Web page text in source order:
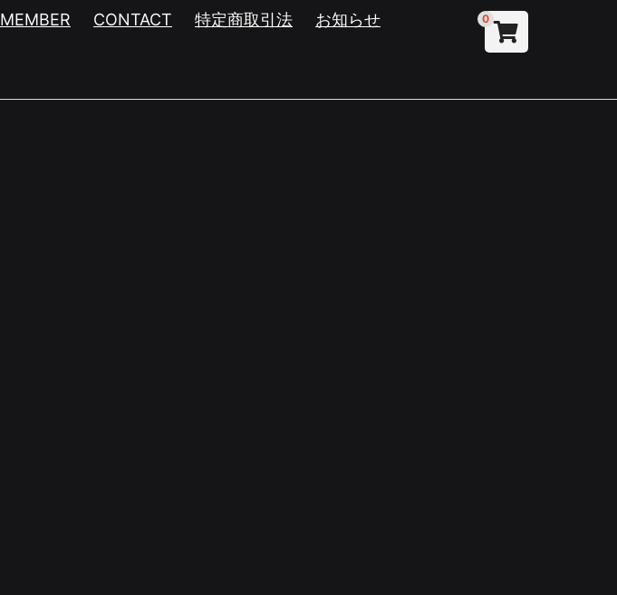
0
MEMBER CONTACT 特定商取引法
お知らせ